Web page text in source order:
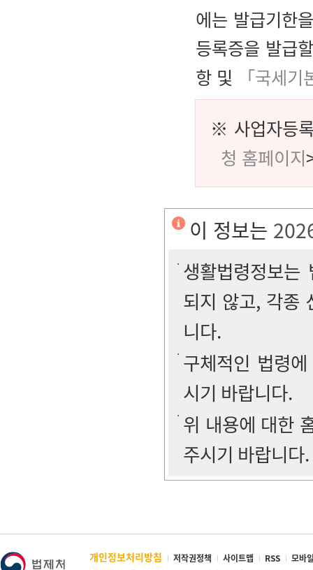
에는 발급기한
등록증을 발급
항 및
「국세
※ 사업자등
청 홈페이지
이 정보는
생활법령정보
되지 않고, 각종
니다.
구체적인 법령
시기 바랍니다.
위 내용에 대한
주시기 바랍니다.
개인정보처리방침 저작권정책 사이트맵 RSS 모바